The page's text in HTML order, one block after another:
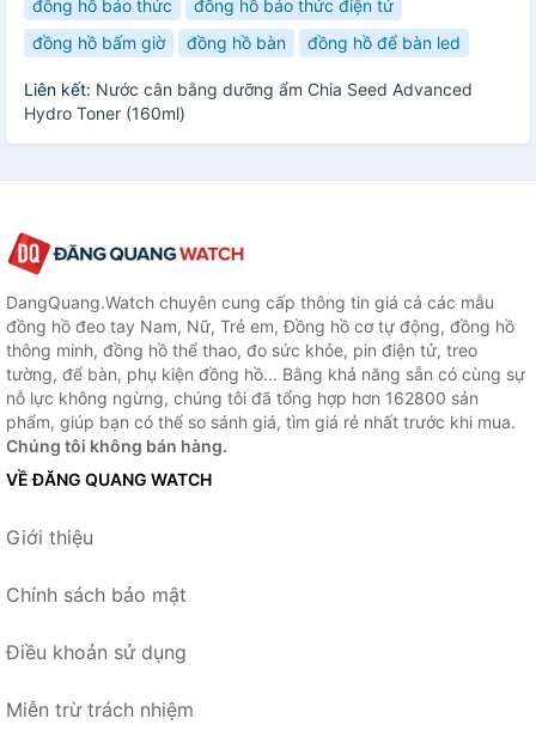
đồng hồ báo thức
đồng hồ báo thức điện tử
đồng hồ bấm giờ
đồng hồ bàn đồng hồ để bàn led
Liên kết: Nước cân bằng dưỡng ẩm Chia Seed Advanced
Hydro Toner (160ml)
DangQuang.Watch chuyên cung cấp thông tin giá cả các mẫu
đồng hồ đeo tay Nam, Nữ, Trẻ em, Đồng hồ cơ tự động, đồng hồ
thông minh, đồng hồ thể thao, đo sức khỏe, pin điện tử, treo
tường, để bàn, phụ kiện đồng hồ... Bằng khả năng sẵn có cùng sự
nỗ lực không ngừng, chúng tôi đã tổng hợp hơn 162800 sản
phẩm, giúp bạn có thể so sánh giá, tìm giá rẻ nhất trước khi mua.
Chúng tôi không bán hàng.
VỀ ĐĂNG QUANG WATCH
Giới thiệu
Chính sách bảo mật
Điều khoản sử dụng
Miễn trừ trách nhiệm